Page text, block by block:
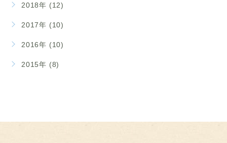
2018年 (12)
2017年 (10)
2016年 (10)
2015年 (8)